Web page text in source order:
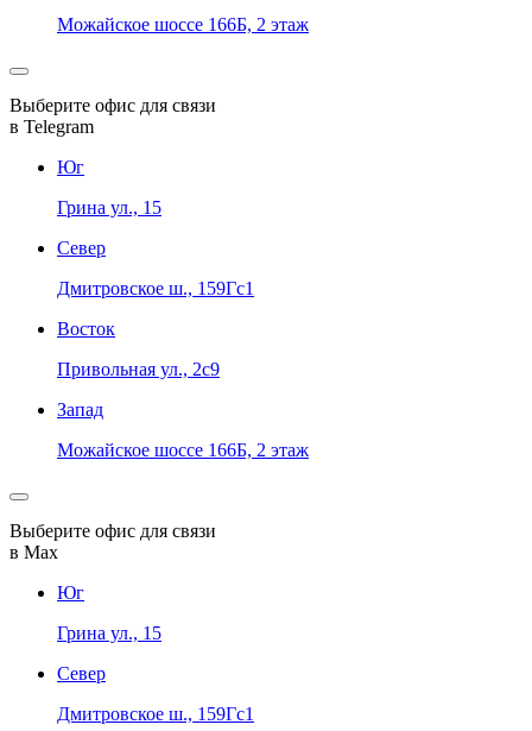
Можайское шоссе 166Б, 2 этаж
Выберите офис для связи
в Telegram
Юг
Грина ул., 15
Север
Дмитровское ш., 159Гс1
Восток
Привольная ул., 2с9
Запад
Можайское шоссе 166Б, 2 этаж
Выберите офис для связи
в Max
Юг
Грина ул., 15
Север
Дмитровское ш., 159Гс1